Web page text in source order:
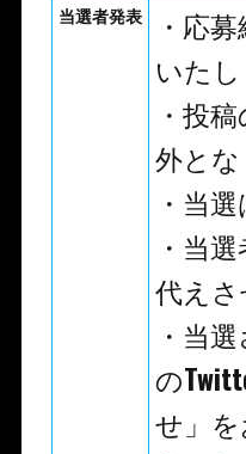
当選者発表
・応
いた
・投
外と
・当
・当
代え
・当
の
せ」